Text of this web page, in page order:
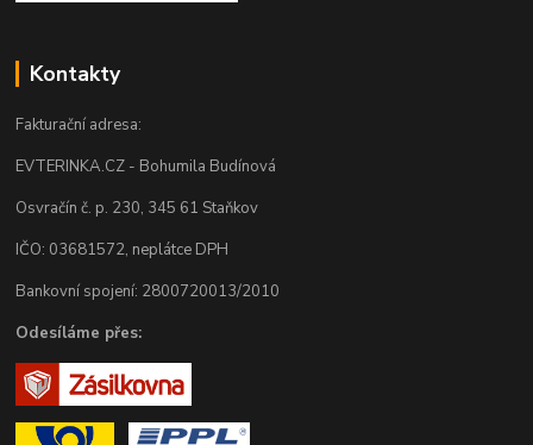
Kontakty
Fakturační adresa:
EVTERINKA.CZ - Bohumila Budínová
Osvračín č. p. 230, 345 61 Staňkov
IČO: 03681572, neplátce DPH
Bankovní spojení: 2800720013/2010
Odesíláme přes: